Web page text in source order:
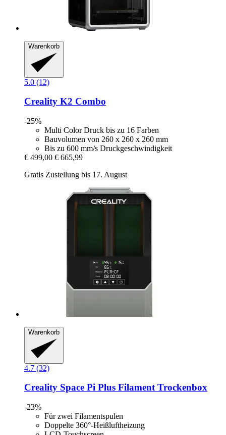
Warenkorb
5.0 (12)
Creality K2 Combo
-25%
Multi Color Druck bis zu 16 Farben
Bauvolumen von 260 x 260 x 260 mm
Bis zu 600 mm/s Druckgeschwindigkeit
€ 499,00 € 665,99
Gratis Zustellung bis 17. August
Warenkorb
4.7 (32)
Creality Space Pi Plus Filament Trockenbox
-23%
Für zwei Filamentspulen
Doppelte 360°-Heißluftheizung